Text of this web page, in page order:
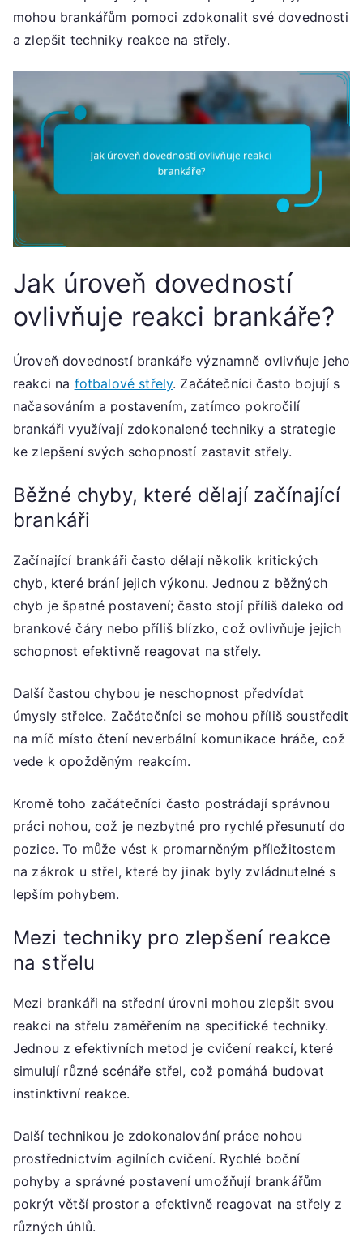
mohou brankářům pomoci zdokonalit své dovednosti
a zlepšit techniky reakce na střely.
Jak úroveň dovedností
ovlivňuje reakci brankáře?
Úroveň dovedností brankáře významně ovlivňuje jeho
reakci na fotbalové střely. Začátečníci často bojují s
načasováním a postavením, zatímco pokročilí
brankáři využívají zdokonalené techniky a strategie
ke zlepšení svých schopností zastavit střely.
Běžné chyby, které dělají začínající
brankáři
Začínající brankáři často dělají několik kritických
chyb, které brání jejich výkonu. Jednou z běžných
chyb je špatné postavení; často stojí příliš daleko od
brankové čáry nebo příliš blízko, což ovlivňuje jejich
schopnost efektivně reagovat na střely.
Další častou chybou je neschopnost předvídat
úmysly střelce. Začátečníci se mohou příliš soustředit
na míč místo čtení neverbální komunikace hráče, což
vede k opožděným reakcím.
Kromě toho začátečníci často postrádají správnou
práci nohou, což je nezbytné pro rychlé přesunutí do
pozice. To může vést k promarněným příležitostem
na zákrok u střel, které by jinak byly zvládnutelné s
lepším pohybem.
Mezi techniky pro zlepšení reakce
na střelu
Mezi brankáři na střední úrovni mohou zlepšit svou
reakci na střelu zaměřením na specifické techniky.
Jednou z efektivních metod je cvičení reakcí, které
simulují různé scénáře střel, což pomáhá budovat
instinktivní reakce.
Další technikou je zdokonalování práce nohou
prostřednictvím agilních cvičení. Rychlé boční
pohyby a správné postavení umožňují brankářům
pokrýt větší prostor a efektivně reagovat na střely z
různých úhlů.